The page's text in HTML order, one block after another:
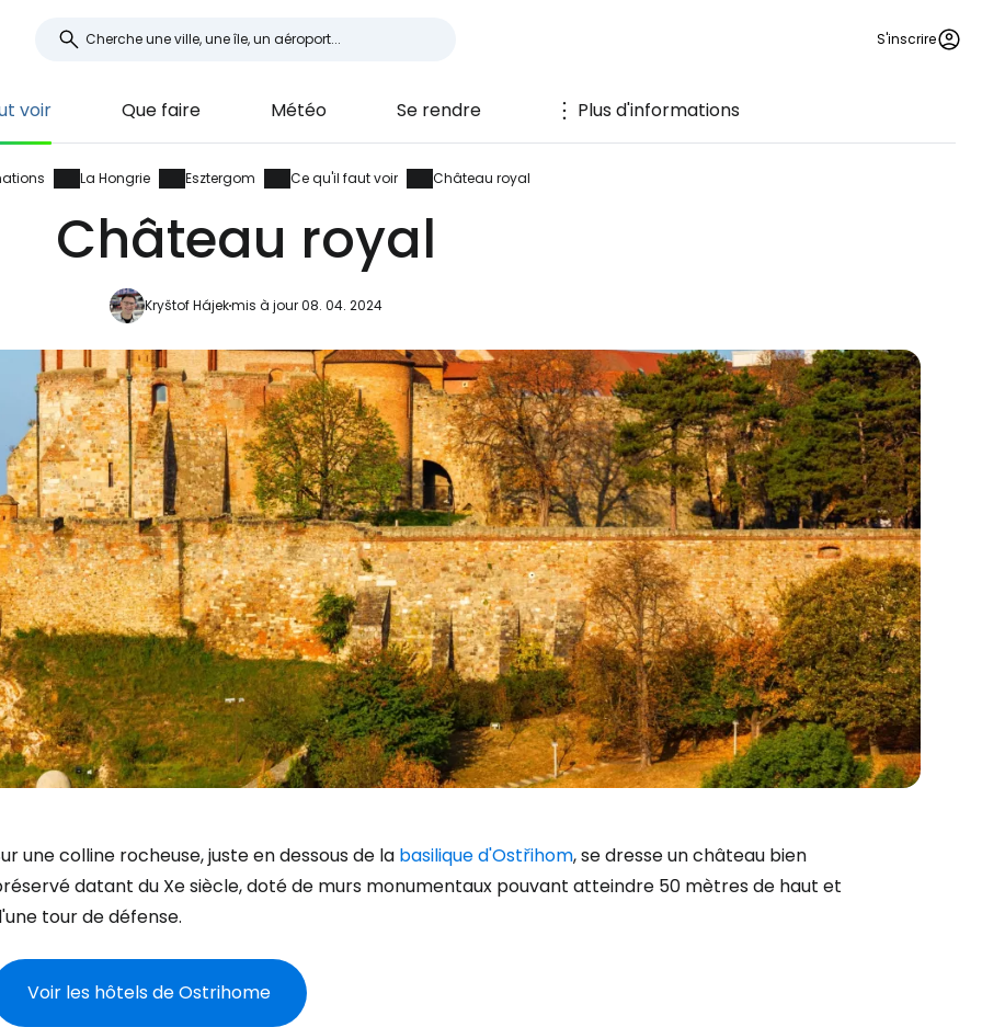
S'inscrire
voir Que faire Météo Se rendre Plus d'informations
La Hongrie Esztergom Ce qu'il faut voir Château royal
Château royal
Kryštof Hájekmis à jour 08. 04. 2024
une colline rocheuse, juste en dessous de la basilique d'Ostřihom, se dresse un château bien
datant du Xe siècle, doté de murs monumentaux pouvant atteindre 50 mètres de haut et
tour de défense.
Voir les hôtels de Ostrihome